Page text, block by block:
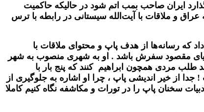
ایران صاحب بمب اتم شود در حالیکه حاکمیت
و ملاقات با آیت‌الله سیستانی در رابطه با ترس
که رسانه‌ها از هدف پاپ و محتوای ملاقات با
مقصود سفرش باشد . او به شهری منصوب به شهر
مردی همچون ابراهیم کنند که پنج بار با
از خیر اندیشی پاپ ، چرا او اشاره به جلوگیری از
سخنان پاپ را در تورات و مکاشفه نگاه کنیم کاملا